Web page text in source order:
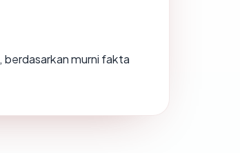
, berdasarkan murni fakta